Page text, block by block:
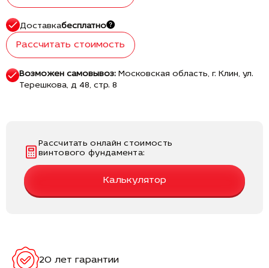
Доставкабесплатно
Рассчитать стоимость
Возможен самовывоз:Московская область, г. Клин, ул.
Терешкова, д 48, стр. 8
Рассчитать онлайн стоимость
винтового фундамента:
Калькулятор
20 лет гарантии